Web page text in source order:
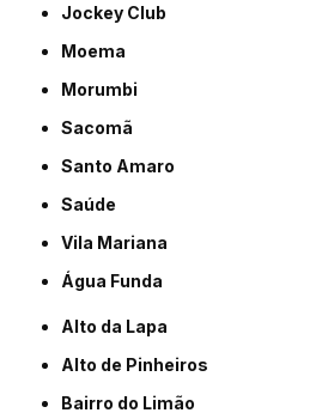
Jockey Club
Moema
Morumbi
Sacomã
Santo Amaro
Saúde
Vila Mariana
Água Funda
Alto da Lapa
Alto de Pinheiros
Bairro do Limão